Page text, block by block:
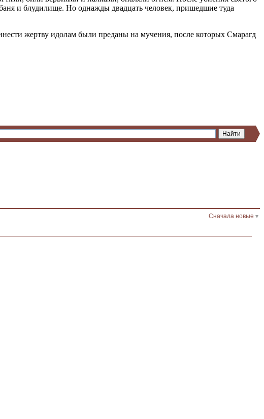
и блудилище. Но однажды двадцать человек, пришедшие туда
жертву идолам были преданы на мучения, после которых Смарагд
Сначала новые